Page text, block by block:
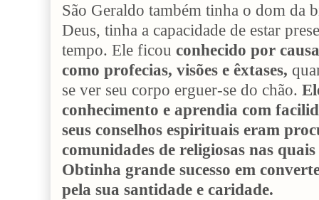
São Geraldo também tinha o dom da
Deus, tinha a capacidade de estar
tempo. Ele ficou conhecido por
como profecias, visões e êxtases,
se ver seu corpo erguer-se do chão.
conhecimento e aprendia com
seus conselhos espirituais eram
comunidades de religiosas nas
Obtinha grande sucesso em
pela sua santidade e caridade.